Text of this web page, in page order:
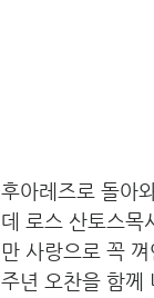
후아레즈로 돌아
데 로스 산토스목
만 사랑으로 꼭
주년 오찬을 함께